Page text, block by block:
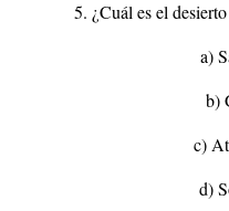
5. ¿Cuál es el
a)
b)
c)
d)